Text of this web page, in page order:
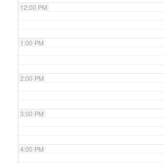
12:00 PM
1:00 PM
2:00 PM
3:00 PM
4:00 PM